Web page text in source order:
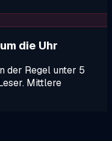
die Uhr
der Regel unter 5
Mittlere